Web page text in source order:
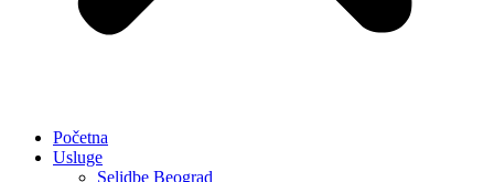
Početna
Usluge
Selidbe Beograd